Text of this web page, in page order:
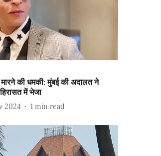
की धमकी: मुंबई की अदालत ने
में भेजा
2024 1 min read